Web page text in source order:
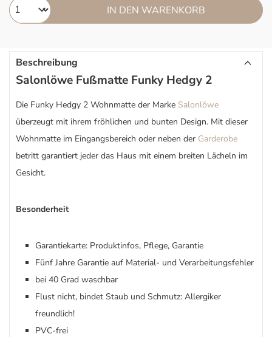
IN DEN WARENKORB
Beschreibung
Salonlöwe Fußmatte Funky Hedgy 2
Die Funky Hedgy 2 Wohnmatte der Marke Salonlöwe
überzeugt mit ihrem fröhlichen und bunten Design. Mit dieser
Wohnmatte im Eingangsbereich oder neben der Garderobe
betritt garantiert jeder das Haus mit einem breiten Lächeln im
Gesicht.
Besonderheit
Garantiekarte: Produktinfos, Pflege, Garantie
Fünf Jahre Garantie auf Material- und Verarbeitungsfehler
bei 40 Grad waschbar
Flust nicht, bindet Staub und Schmutz: Allergiker
freundlich!
PVC-frei